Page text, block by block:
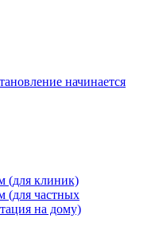
начинается
(для клиник)
(для частных
на дому)